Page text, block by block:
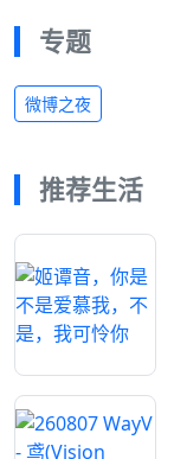
专题
微博之夜
推荐生活